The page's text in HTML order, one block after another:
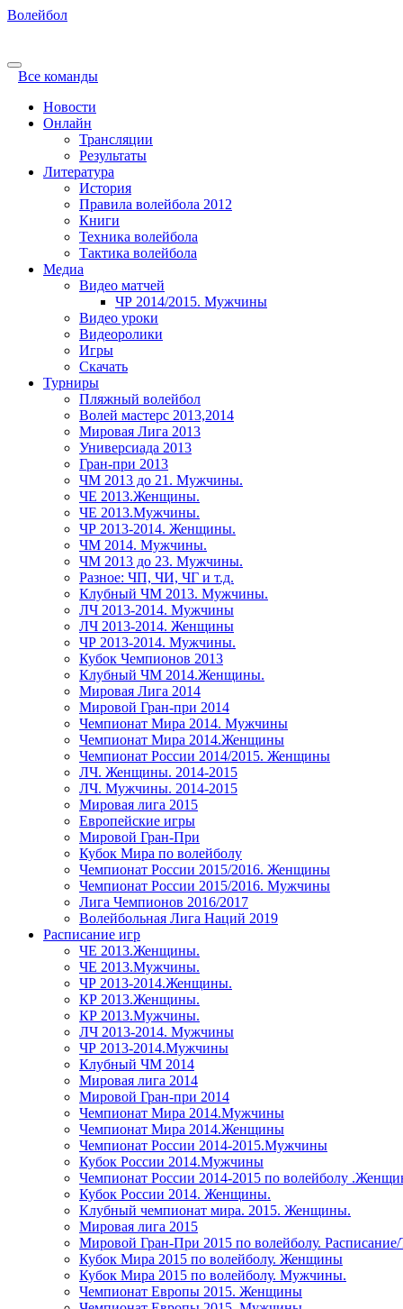
Волейбол
Все команды
Новости
Онлайн
Трансляции
Результаты
Литература
История
Правила волейбола 2012
Книги
Техника волейбола
Тактика волейбола
Медиа
Видео матчей
ЧР 2014/2015. Мужчины
Видео уроки
Видеоролики
Игры
Скачать
Турниры
Пляжный волейбол
Волей мастерс 2013,2014
Мировая Лига 2013
Универсиада 2013
Гран-при 2013
ЧМ 2013 до 21. Мужчины.
ЧЕ 2013.Женщины.
ЧЕ 2013.Мужчины.
ЧР 2013-2014. Женщины.
ЧМ 2014. Мужчины.
ЧМ 2013 до 23. Мужчины.
Разное: ЧП, ЧИ, ЧГ и т.д.
Клубный ЧМ 2013. Мужчины.
ЛЧ 2013-2014. Мужчины
ЛЧ 2013-2014. Женщины
ЧР 2013-2014. Мужчины.
Кубок Чемпионов 2013
Клубный ЧМ 2014.Женщины.
Мировая Лига 2014
Мировой Гран-при 2014
Чемпионат Мира 2014. Мужчины
Чемпионат Мира 2014.Женщины
Чемпионат России 2014/2015. Женщины
ЛЧ. Женщины. 2014-2015
ЛЧ. Мужчины. 2014-2015
Мировая лига 2015
Европейские игры
Мировой Гран-При
Кубок Мира по волейболу
Чемпионат России 2015/2016. Женщины
Чемпионат России 2015/2016. Мужчины
Лига Чемпионов 2016/2017
Волейбольная Лига Наций 2019
Расписание игр
ЧЕ 2013.Женщины.
ЧЕ 2013.Мужчины.
ЧР 2013-2014.Женщины.
КР 2013.Женщины.
КР 2013.Мужчины.
ЛЧ 2013-2014. Мужчины
ЧР 2013-2014.Мужчины
Клубный ЧМ 2014
Мировая лига 2014
Мировой Гран-при 2014
Чемпионат Мира 2014.Мужчины
Чемпионат Мира 2014.Женщины
Чемпионат России 2014-2015.Мужчины
Кубок России 2014.Мужчины
Чемпионат России 2014-2015 по волейболу
Кубок России 2014. Женщины.
Клубный чемпионат мира. 2015. Женщины.
Мировая лига 2015
Мировой Гран-При 2015 по волейболу.
Кубок Мира 2015 по волейболу. Женщины
Кубок Мира 2015 по волейболу. Мужчины.
Чемпионат Европы 2015. Женщины